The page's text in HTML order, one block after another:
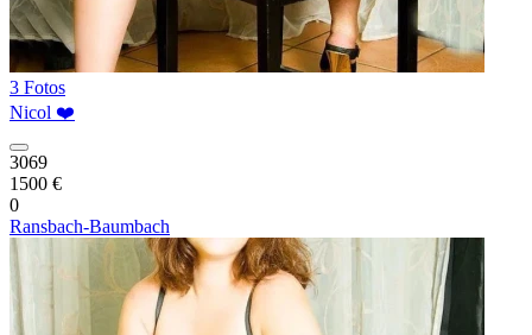
3 Fotos
Nicol ❤️
3069
1500 €
0
Ransbach-Baumbach